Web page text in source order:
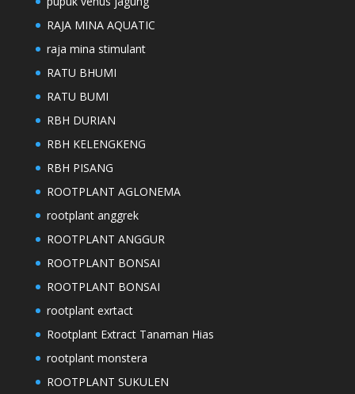
RAJA MINA AQUATIC
raja mina stimulant
RATU BHUMI
RATU BUMI
RBH DURIAN
RBH KELENGKENG
RBH PISANG
ROOTPLANT AGLONEMA
rootplant anggrek
ROOTPLANT ANGGUR
ROOTPLANT BONSAI
ROOTPLANT BONSAI
rootplant exrtact
Rootplant Extract Tanaman Hias
rootplant monstera
ROOTPLANT SUKULEN